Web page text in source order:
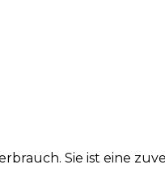
Sie ist eine